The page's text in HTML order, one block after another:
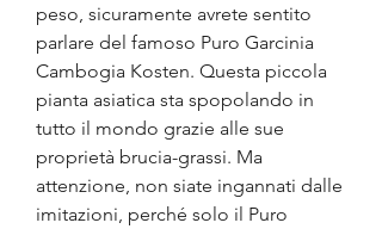
peso, sicuramente avrete sentito
parlare del famoso Puro Garcinia
Cambogia Kosten. Questa piccola
pianta asiatica sta spopolando in
tutto il mondo grazie alle sue
proprietà brucia-grassi. Ma
attenzione, non siate ingannati dalle
imitazioni, perché solo il Puro